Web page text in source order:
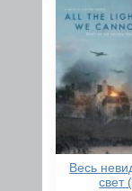
Весь
свет